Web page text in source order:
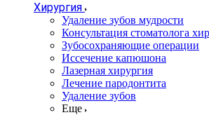
Хирургия
Удаление зубов мудрости
Консультация стоматолога
Зубосохраняющие операции
Иссечение капюшона
Лазерная хирургия
Лечение пародонтита
Удаление зубов
Еще